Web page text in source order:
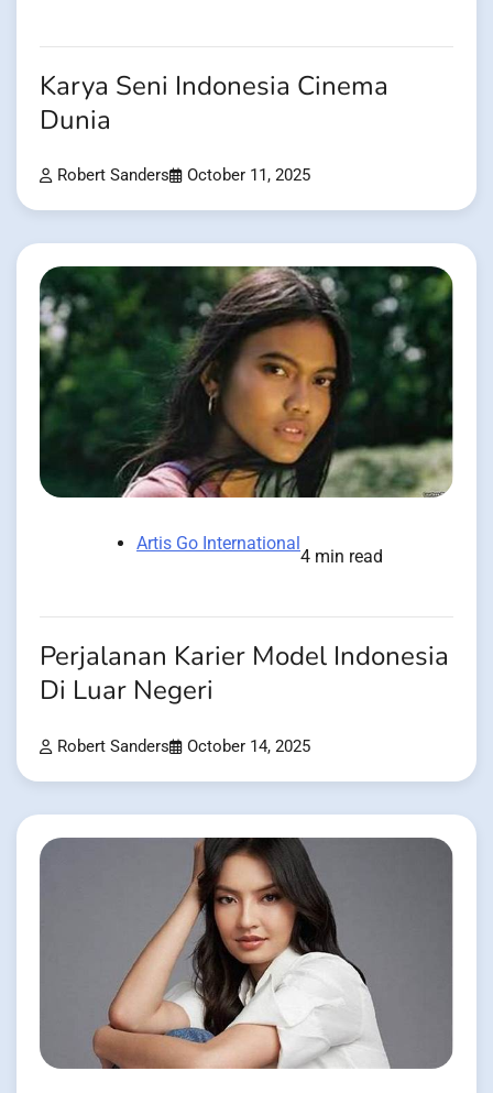
Karya Seni Indonesia Cinema
Dunia
Robert Sanders October 11, 2025
Artis Go International
4 min read
Perjalanan Karier Model Indonesia
Di Luar Negeri
Robert Sanders October 14, 2025